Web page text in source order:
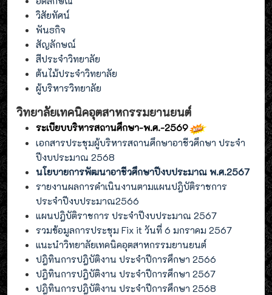
วิสัยทัศน์
พันธกิจ
สัญลักษณ์
สีประจำวิทยาลัย
ต้นไม้ประจำวิทยาลัย
ผู้บริหารวิทยาลัย
วิทยาลัยเทคนิคอุตสาหกรรมยานยนต์
ระเบียบบริหารสถานศึกษา-พ.ศ.-2569
เอกสารประชุมผู้บริหารสถานศึกษาอาชีวศึกษา ประจำ
ปีงบประมาณ 2568
นโยบายการพัฒนาอาชีวศึกษาปีงบประมาณ พ.ศ.2567
รายงานผลการดำเนินงานตามแผนปฎิบัติราชการ
ประจำปีงบประมาณ2566
แผนปฎิบัติราชการ ประจำปีงบประมาณ 2567
รวมข้อมูลการประชุม Fix it วันที่ 6 มกราคม 2567
แนะนำวิทยาลัยเทคนิคอุตสาหกรรมยานยนต์
ปฎิทินการปฎิบัติงาน ประจำปีการศึกษา 2566
ปฎิทินการปฎิบัติงาน ประจำปีการศึกษา 2567
ปฎิทินการปฎิบัติงาน ประจำปีการศึกษา 2568